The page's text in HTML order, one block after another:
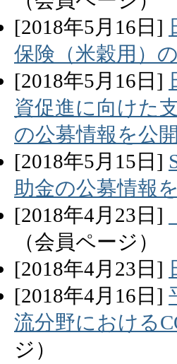
[2018年5月 16 日]
保険（米穀用）
[2018年5月 16 日]
資促進に向けた
の公募情報を公
[2018年5月 15 日]
助金の公募情報
[2018年4月 23 日]
（会員ページ）
[2018年4月 23 日]
[2018年4月 16 日]
流分野における
ジ）